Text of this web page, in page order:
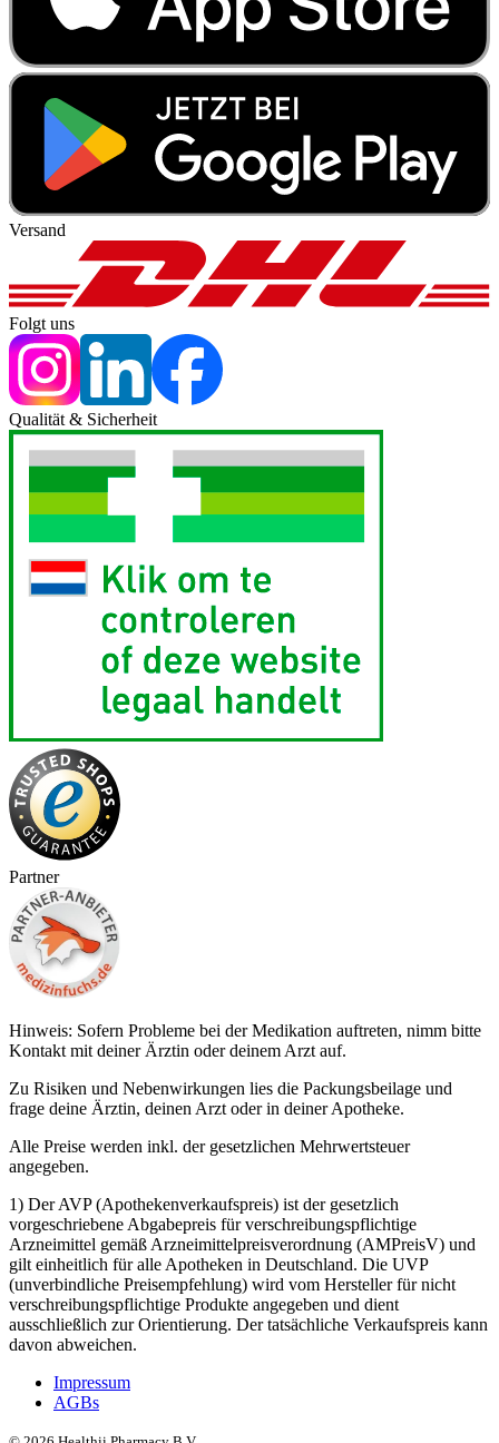
Versand
Folgt uns
Qualität & Sicherheit
Partner
Hinweis: Sofern Probleme bei der Medikation auftreten, nimm bitte
Kontakt mit deiner Ärztin oder deinem Arzt auf.
Zu Risiken und Nebenwirkungen lies die Packungsbeilage und
frage deine Ärztin, deinen Arzt oder in deiner Apotheke.
Alle Preise werden inkl. der gesetzlichen Mehrwertsteuer
angegeben.
1) Der AVP (Apothekenverkaufspreis) ist der gesetzlich
vorgeschriebene Abgabepreis für verschreibungspflichtige
Arzneimittel gemäß Arzneimittelpreisverordnung (AMPreisV) und
gilt einheitlich für alle Apotheken in Deutschland. Die UVP
(unverbindliche Preisempfehlung) wird vom Hersteller für nicht
verschreibungspflichtige Produkte angegeben und dient
ausschließlich zur Orientierung. Der tatsächliche Verkaufspreis kann
davon abweichen.
Impressum
AGBs